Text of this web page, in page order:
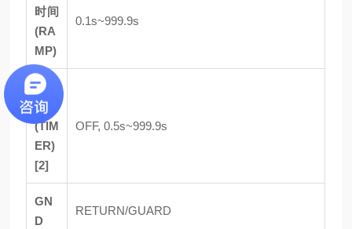
时间
(RA
MP)
0.1s~999.9s
测试
时间
(TIM
ER)
[2]
OFF, 0.5s~999.9s
GN
D
RETURN/GUARD